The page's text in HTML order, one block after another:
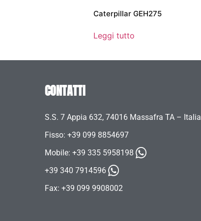
Caterpillar GEH275
Leggi tutto
CONTATTI
S.S. 7 Appia 632, 74016 Massafra TA – Italia
Fisso: +39 099 8854697
Mobile: +39 335 5958198
+39 340 7914596
Fax: +39 099 9908002